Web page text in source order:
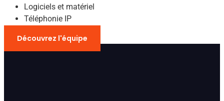
Logiciels et matériel
Téléphonie IP
Découvrez l'équipe